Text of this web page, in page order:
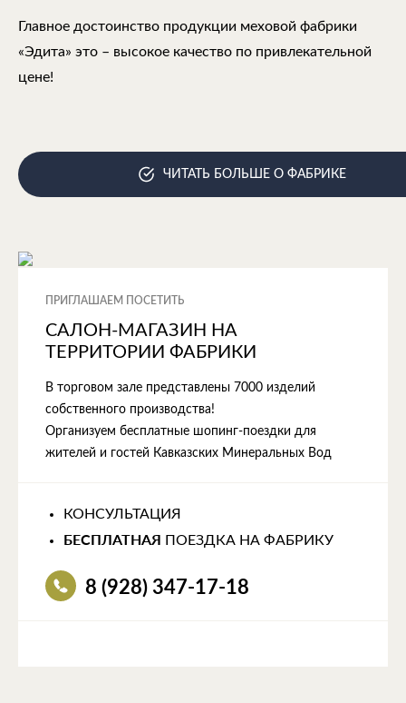
Главное достоинство продукции меховой фабрики
«Эдита» это – высокое качество по привлекательной
цене!
ЧИТАТЬ БОЛЬШЕ О ФАБРИКЕ
ПРИГЛАШАЕМ ПОСЕТИТЬ
САЛОН-МАГАЗИН НА
ТЕРРИТОРИИ ФАБРИКИ
В торговом зале представлены 7000 изделий
собственного производства!
Организуем бесплатные шопинг-поездки для
жителей и гостей Кавказских Минеральных Вод
КОНСУЛЬТАЦИЯ
БЕСПЛАТНАЯ ПОЕЗДКА НА ФАБРИКУ
8 (928) 347-17-18